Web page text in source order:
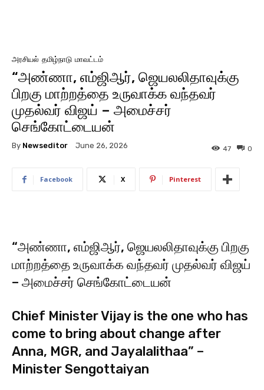
அரசியல் தமிழ்நாடு மாவட்டம்
“அண்ணா, எம்ஜிஆர், ஜெயலலிதாவுக்கு
பிறகு மாற்றத்தை உருவாக்க வந்தவர்
முதல்வர் விஜய் – அமைச்சர்
செங்கோட்டையன்
By Newseditor June 26, 2026 0
47
Facebook X Pinterest
“அண்ணா, எம்ஜிஆர், ஜெயலலிதாவுக்கு பிறகு
மாற்றத்தை உருவாக்க வந்தவர் முதல்வர் விஜய்
– அமைச்சர் செங்கோட்டையன்
Chief Minister Vijay is the one who has
come to bring about change after
Anna, MGR, and Jayalalithaa” –
Minister Sengottaiyan